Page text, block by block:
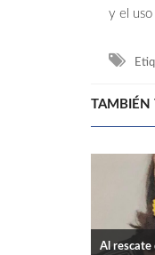
y el uso
TAMBIÉN
Al rescate